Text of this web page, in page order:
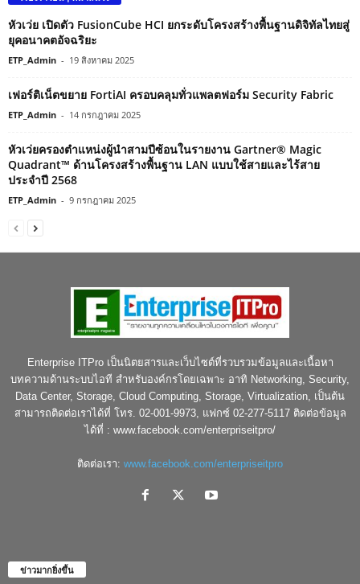
หัวเว่ย เปิดตัว FusionCube HCI ยกระดับโครงสร้างพื้นฐานดิจิทัลไทยสู่
ยุคอนาคตอัจฉริยะ
ETP_Admin - 19 สิงหาคม 2025
เฟอร์ติเน็ตขยาย FortiAI ครอบคลุมทั่วแพลตฟอร์ม Security Fabric
ETP_Admin - 14 กรกฎาคม 2025
หัวเว่ยครองตำแหน่งผู้นำสามปีซ้อนในรายงาน Gartner® Magic
Quadrant™ ด้านโครงสร้างพื้นฐาน LAN แบบใช้สายและไร้สาย
ประจำปี 2568
ETP_Admin - 9 กรกฎาคม 2025
Enterprise ITPro เป็นนิตยสารและเว็บไซต์ที่รวบรวมข้อมูลและเนื้อหา
บทความด้านระบบไอที สำหรับองค์กรโดยเฉพาะ อาทิ Networking, Security,
Data Center, Storage, Cloud Computing, Storage, Virtualization, เป็นต้น
สามารถติดต่อเราได้ที่ โทร. 02-001-9973, แฟกซ์ 02-277-5117 ติดต่อข้อมูล
ได้ที่ : www.facebook.com/enterpriseitpro/
ติดต่อเรา: www.facebook.com/enterpriseitpro
ข่าวมากยิ่งขึ้น